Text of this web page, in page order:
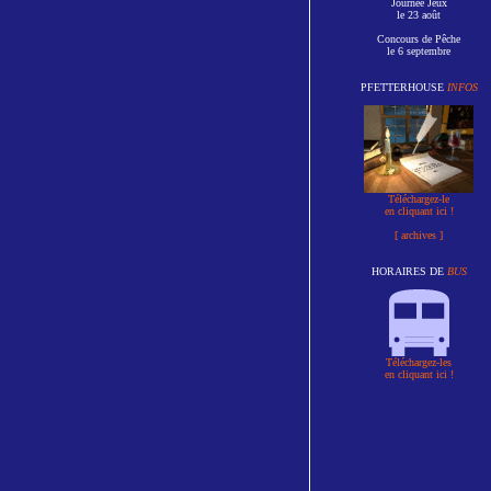
Journée Jeux
le 23 août
Concours de Pêche
le 6 septembre
PFETTERHOUSE INFOS
Téléchargez-le
en cliquant ici !
[ archives ]
HORAIRES DE BUS
Téléchargez-les
en cliquant ici !